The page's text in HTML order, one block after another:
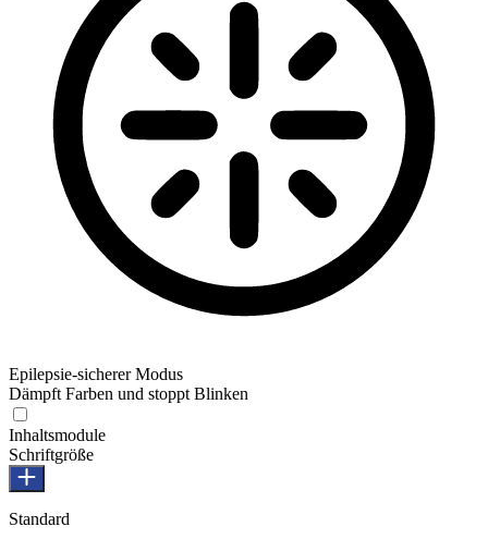
Epilepsie-sicherer Modus
Dämpft Farben und stoppt Blinken
Inhaltsmodule
Schriftgröße
Standard